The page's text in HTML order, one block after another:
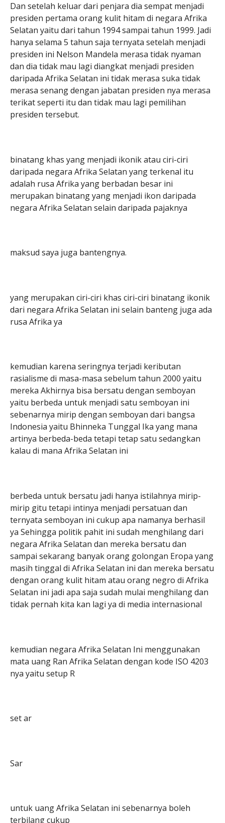
Dan setelah keluar dari penjara dia sempat menjadi
presiden pertama orang kulit hitam di negara Afrika
Selatan yaitu dari tahun 1994 sampai tahun 1999. Jadi
hanya selama 5 tahun saja ternyata setelah menjadi
presiden ini Nelson Mandela merasa tidak nyaman
dan dia tidak mau lagi diangkat menjadi presiden
daripada Afrika Selatan ini tidak merasa suka tidak
merasa senang dengan jabatan presiden nya merasa
terikat seperti itu dan tidak mau lagi pemilihan
presiden tersebut.
binatang khas yang menjadi ikonik atau ciri-ciri
daripada negara Afrika Selatan yang terkenal itu
adalah rusa Afrika yang berbadan besar ini
merupakan binatang yang menjadi ikon daripada
negara Afrika Selatan selain daripada pajaknya
maksud saya juga bantengnya.
yang merupakan ciri-ciri khas ciri-ciri binatang ikonik
dari negara Afrika Selatan ini selain banteng juga ada
rusa Afrika ya
kemudian karena seringnya terjadi keributan
rasialisme di masa-masa sebelum tahun 2000 yaitu
mereka Akhirnya bisa bersatu dengan semboyan
yaitu berbeda untuk menjadi satu semboyan ini
sebenarnya mirip dengan semboyan dari bangsa
Indonesia yaitu Bhinneka Tunggal Ika yang mana
artinya berbeda-beda tetapi tetap satu sedangkan
kalau di mana Afrika Selatan ini
berbeda untuk bersatu jadi hanya istilahnya mirip-
mirip gitu tetapi intinya menjadi persatuan dan
ternyata semboyan ini cukup apa namanya berhasil
ya Sehingga politik pahit ini sudah menghilang dari
negara Afrika Selatan dan mereka bersatu dan
sampai sekarang banyak orang golongan Eropa yang
masih tinggal di Afrika Selatan ini dan mereka bersatu
dengan orang kulit hitam atau orang negro di Afrika
Selatan ini jadi apa saja sudah mulai menghilang dan
tidak pernah kita kan lagi ya di media internasional
kemudian negara Afrika Selatan Ini menggunakan
mata uang Ran Afrika Selatan dengan kode ISO 4203
nya yaitu setup R
set ar
Sar
untuk uang Afrika Selatan ini sebenarnya boleh
terbilang cukup